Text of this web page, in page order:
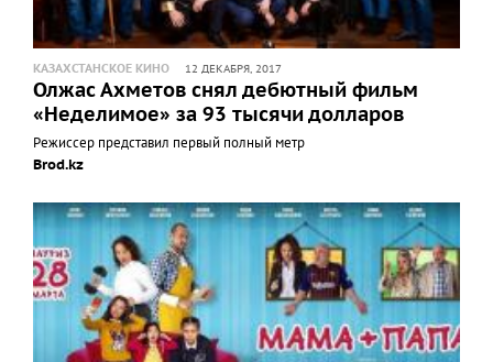
КАЗАХСТАНСКОЕ КИНО 12 ДЕКАБРЯ, 2017
Олжас Ахметов снял дебютный фильм
«Неделимое» за 93 тысячи долларов
Режиссер представил первый полный метр
Brod.kz